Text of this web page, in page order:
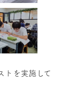
トを実施して